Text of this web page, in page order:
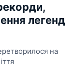
легенд
на